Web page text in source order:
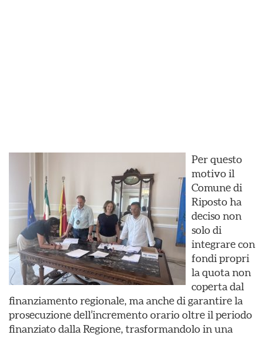
Per questo
motivo il
Comune di
Riposto ha
deciso non
solo di
integrare con
fondi propri
la quota non
coperta dal
finanziamento regionale, ma anche di garantire la
prosecuzione dell’incremento orario oltre il periodo
finanziato dalla Regione, trasformandolo in una